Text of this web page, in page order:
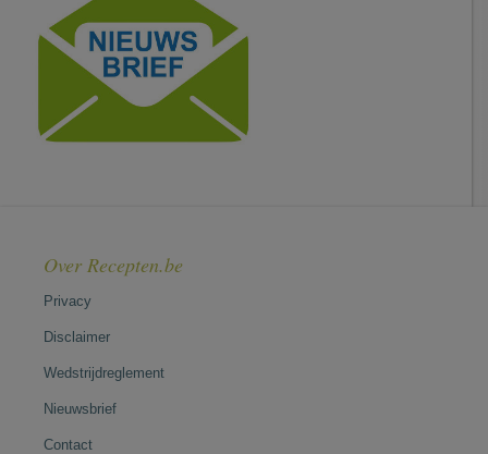
Over Recepten.be
Privacy
Disclaimer
Wedstrijdreglement
Nieuwsbrief
Contact